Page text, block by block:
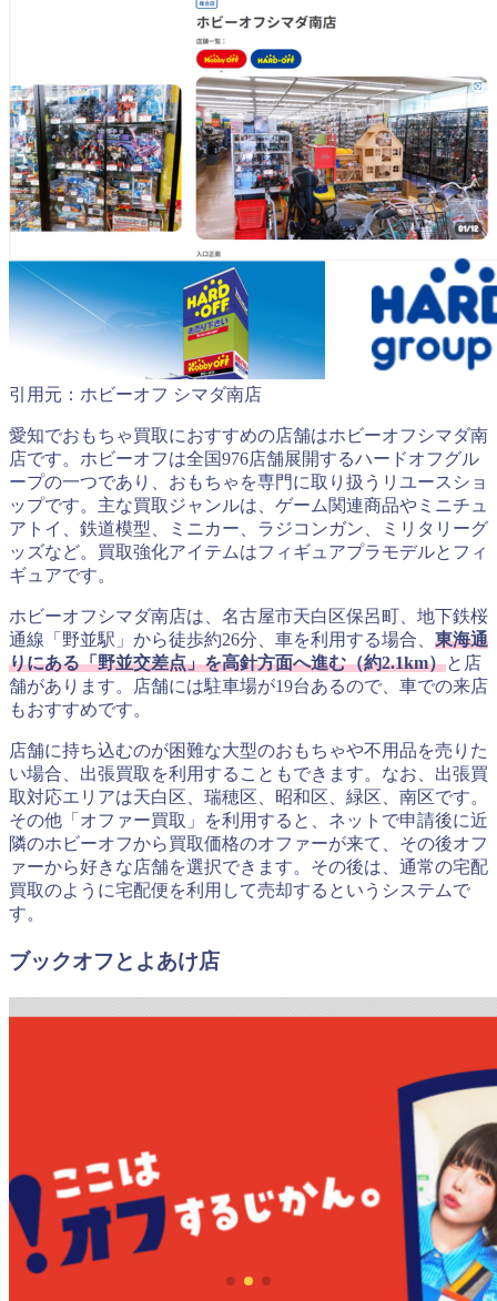
引用元：ホビーオフ シマダ南店
愛知でおもちゃ買取におすすめの店舗はホビーオフシマダ南
店です。ホビーオフは全国976店舗展開するハードオフグル
ープの一つであり、おもちゃを専門に取り扱うリユースショ
ップです。主な買取ジャンルは、ゲーム関連商品やミニチュ
アトイ、鉄道模型、ミニカー、ラジコンガン、ミリタリーグ
ッズなど。買取強化アイテムはフィギュアプラモデルとフィ
ギュアです。
ホビーオフシマダ南店は、名古屋市天白区保呂町、地下鉄桜
通線「野並駅」から徒歩約26分、車を利用する場合、 東海通
りにある「野並交差点」を高針方面へ進む（約2.1km）と店
舗があります。店舗には駐車場が19台あるので、車での来店
もおすすめです。
店舗に持ち込むのが困難な大型のおもちゃや不用品を売りた
い場合、出張買取を利用することもできます。なお、出張買
取対応エリアは天白区、瑞穂区、昭和区、緑区、南区です。
その他「オファー買取」を利用すると、ネットで申請後に近
隣のホビーオフから買取価格のオファーが来て、その後オフ
ァーから好きな店舗を選択できます。その後は、通常の宅配
買取のように宅配便を利用して売却するというシステムで
す。
ブックオフとよあけ店